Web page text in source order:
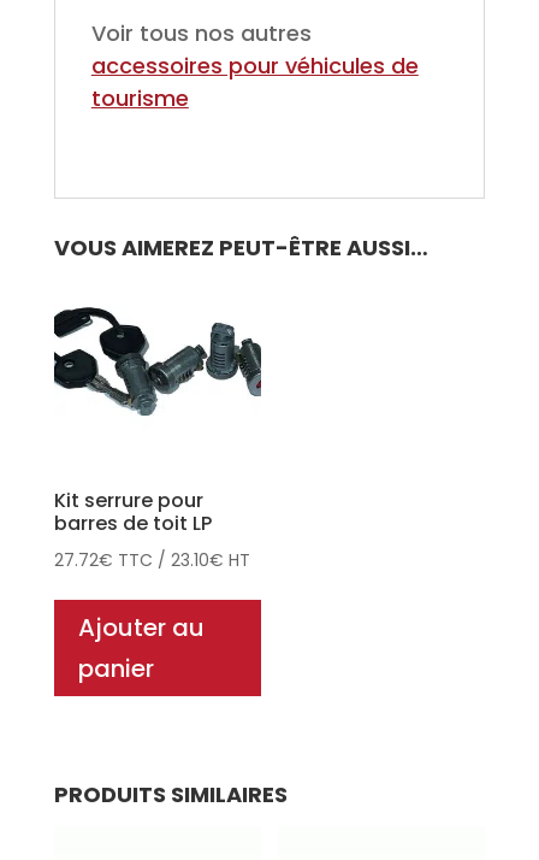
Voir tous nos autres
accessoires pour véhicules de
tourisme
VOUS AIMEREZ PEUT-ÊTRE AUSSI…
Kit serrure pour
barres de toit LP
27.72€ TTC / 23.10€ HT
Ajouter au
panier
PRODUITS SIMILAIRES